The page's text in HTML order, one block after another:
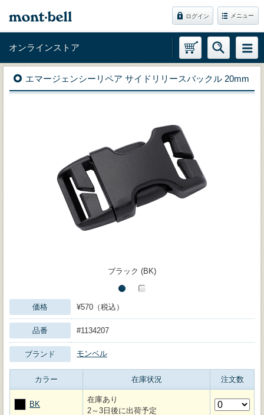
ログイン メニュー
オンラインストア
エマージェンシーリペア サイドリリースバックル 20mm
ブラック (BK)
価格 ¥570（税込）
品番 #1134207
ブランド モンベル
カラー 在庫状況 注文数
BK
在庫あり
2～3日後に出荷予定